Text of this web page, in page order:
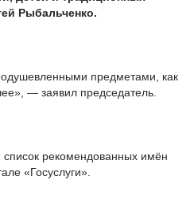
Рыбальченко.
предметами, как
— заявил председатель.
рекомендованных имён
«Госуслуги».